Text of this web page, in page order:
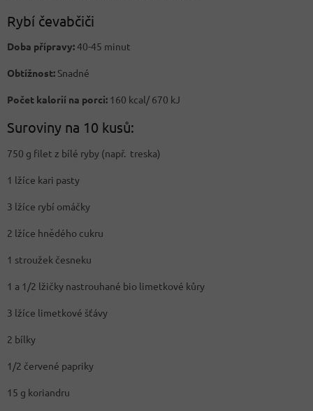
Rybí čevabčiči
Doba přípravy:40-45 minut
Obtížnost: Snadné
Počet kalorií na porci: 160 kcal/ 670 kJ
Suroviny na 10 kusů:
750 g filet z bílé ryby (např. treska)
1 lžíce kari pasty
3 lžíce rybí omáčky
2 lžíce hnědého cukru
1 stroužek česneku
1 a 1/2 lžičky nastrouhané bio limetkové kůry
3 lžíce limetkové šťávy
2 bílky
1/2 červené papriky
15 g koriandru